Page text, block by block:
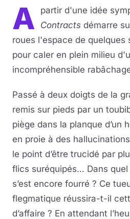
A partir d'une idée
Contracts démarre
roues l'espace de quelques
pour caler en plein milieu
incompréhensible
Passé à deux doigts de la
remis sur pieds par un
piège dans la planque d’un
en proie à des
le point d’être trucidé par
flics suréquipés… Dans quel
s’est encore fourré ? Ce
flegmatique réussira-t-il
d’affaire ? En attendant